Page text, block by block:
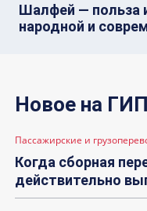
Шалфей — польза
народной и
Новое на
Пассажирские и
Когда сборная
действительно